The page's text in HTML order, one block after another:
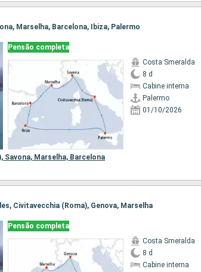
Marselha, Barcelona, Ibiza, Palermo
Pensão completa
Costa Smeralda
8 d
Cabine interna
Palermo
01/10/2026
Savona, Marselha, Barcelona
Civitavecchia (Roma), Genova, Marselha
Pensão completa
Costa Smeralda
8 d
Cabine interna